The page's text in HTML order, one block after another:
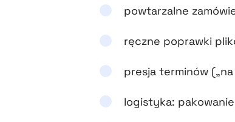
powtarzalne
ręczne poprawki
presja terminów
logistyka: